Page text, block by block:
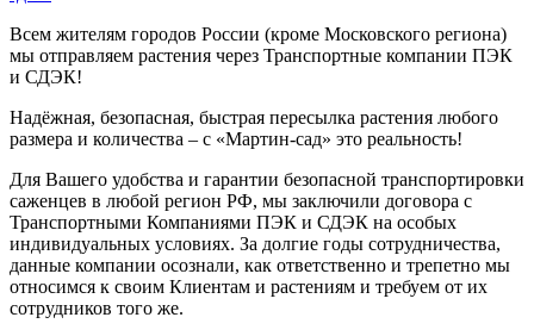
Всем жителям городов России (кроме Московского региона)
мы отправляем растения через Транспортные компании ПЭК
и СДЭК!
Надёжная, безопасная, быстрая пересылка растения любого
размера и количества – с «Мартин-сад» это реальность!
Для Вашего удобства и гарантии безопасной транспортировки
саженцев в любой регион РФ, мы заключили договора с
Транспортными Компаниями ПЭК и СДЭК на особых
индивидуальных условиях. За долгие годы сотрудничества,
данные компании осознали, как ответственно и трепетно мы
относимся к своим Клиентам и растениям и требуем от их
сотрудников того же.